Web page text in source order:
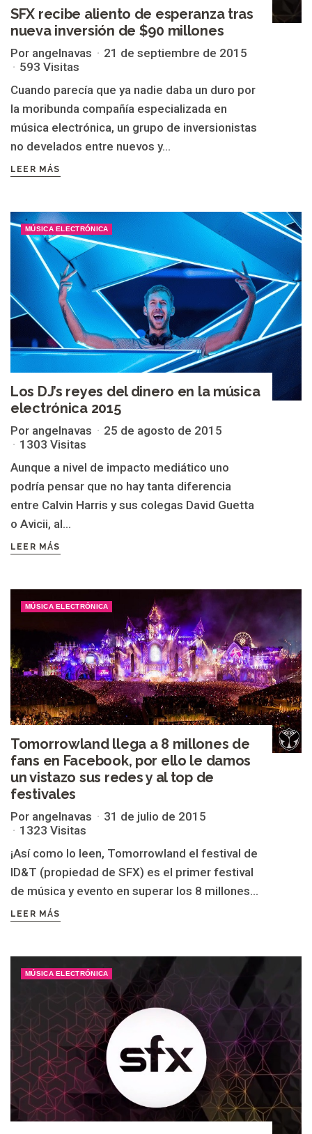
SFX recibe aliento de esperanza tras
nueva inversión de $90 millones
Por angelnavas
21 de septiembre de 2015
593 Visitas
Cuando parecía que ya nadie daba un duro por
la moribunda compañía especializada en
música electrónica, un grupo de inversionistas
no develados entre nuevos y...
LEER MÁS
MÚSICA ELECTRÓNICA
Los DJ’s reyes del dinero en la música
electrónica 2015
Por angelnavas
25 de agosto de 2015
1303 Visitas
Aunque a nivel de impacto mediático uno
podría pensar que no hay tanta diferencia
entre Calvin Harris y sus colegas David Guetta
o Avicii, al...
LEER MÁS
MÚSICA ELECTRÓNICA
Tomorrowland llega a 8 millones de
fans en Facebook, por ello le damos
un vistazo sus redes y al top de
festivales
Por angelnavas
31 de julio de 2015
1323 Visitas
¡Así como lo leen, Tomorrowland el festival de
ID&T (propiedad de SFX) es el primer festival
de música y evento en superar los 8 millones...
LEER MÁS
MÚSICA ELECTRÓNICA